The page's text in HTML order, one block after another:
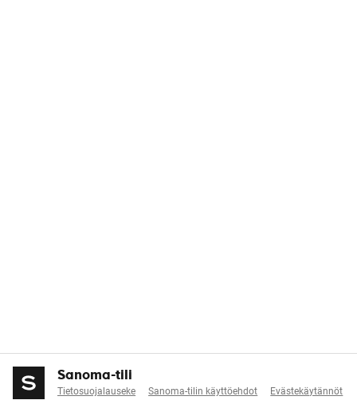
Sanoma-tili
Tietosuojalauseke Sanoma-tilin käyttöehdot Evästekäytännöt